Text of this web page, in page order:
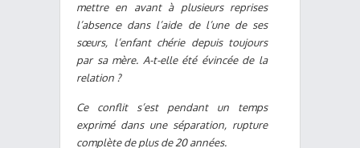
mettre en avant à plusieurs reprises
l’absence dans l’aide de l’une de ses
sœurs, l’enfant chérie depuis toujours
par sa mère. A-t-elle été évincée de la
relation ?
Ce conflit s’est pendant un temps
exprimé dans une séparation, rupture
complète de plus de 20 années.